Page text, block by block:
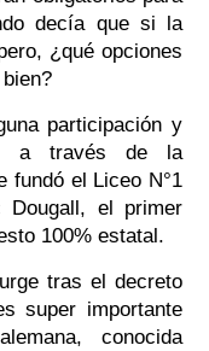
decía que si la
¿qué opciones
participación y
a través de la
fundó el Liceo N°1
el primer
100% estatal.
tras el decreto
super importante
conocida